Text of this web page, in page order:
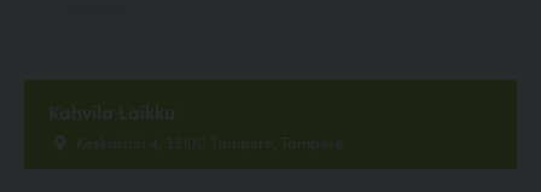
Kahvila Laikku
Keskustori 4, 33100 Tampere, Tampere